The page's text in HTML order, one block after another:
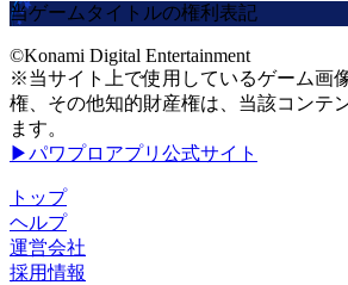
当ゲームタイトルの権利表記
©Konami Digital Entertainment
※当サイト上で使用しているゲーム画
権、その他知的財産権は、当該コンテ
ます。
▶パワプロアプリ公式サイト
トップ
ヘルプ
運営会社
採用情報